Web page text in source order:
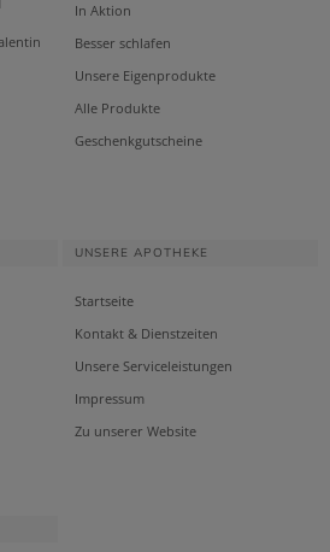
In Aktion
Besser schlafen
Unsere Eigenprodukte
Alle Produkte
Geschenkgutscheine
UNSERE APOTHEKE
Startseite
Kontakt & Dienstzeiten
Unsere Serviceleistungen
Impressum
Zu unserer Website